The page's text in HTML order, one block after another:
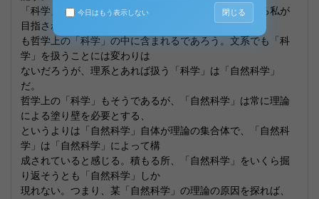
「科学」の意味は違えとも、結局のところ、理系である私が
目指さねばならない「科学」
も哲学上の「科学」の中に含まれるであろう。文系でも「科
学」を扱うことには変わりは
ないだろうが、理系とあれば扱う「科学」は「自然科学」
だ。
哲学上の「科学」もそうであるが、「自然科学」は常に理論
による塗り壁を必要とする、
というよりは「自然科学」自体が理論の集合体で、「自然科
学」は「自然科学」によって構
成されていると感じる。積もる所、「自然科学」をいくら掘
り返そうとも「自然科学」しか
現れない。つまり、某「自然科学」の理論の原因を探れば、
今日はもう表示しない 閉じる